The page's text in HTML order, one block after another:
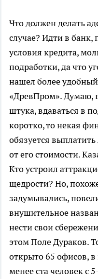
Что должен делать
случае? Идти в банк,
условия кредита,
подработки, да что
нашел более
«ДревПром». Думаю,
штука, вдаваться в
коротко, то некая
обязуется
от его стоимости.
Кто устроил
щедрости? Но,
задумывались,
внушительное
нести свои
этом Поле Дураков.
открыто 65 офисов,
менее ста человек с